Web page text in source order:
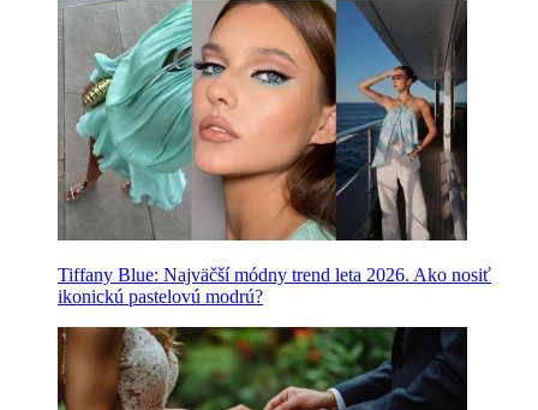
Tiffany Blue: Najväčší módny trend leta 2026. Ako nosiť
ikonickú pastelovú modrú?